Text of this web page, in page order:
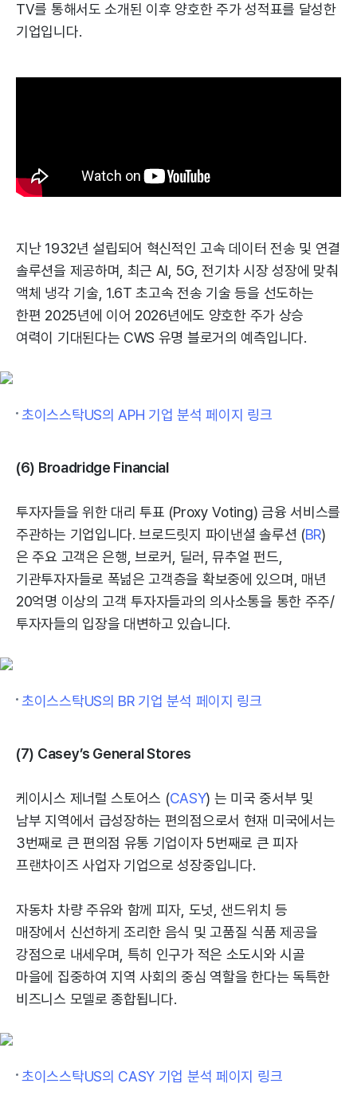
TV를 통해서도 소개된 이후 양호한 주가 성적표를 달성한
기업입니다.
지난 1932년 설립되어 혁신적인 고속 데이터 전송 및 연결
솔루션을 제공하며, 최근 AI, 5G, 전기차 시장 성장에 맞춰
액체 냉각 기술, 1.6T 초고속 전송 기술 등을 선도하는
한편 2025년에 이어 2026년에도 양호한 주가 상승
여력이 기대된다는 CWS 유명 블로거의 예측입니다.
초이스스탁US의 APH 기업 분석 페이지 링크
(6) Broadridge Financial
투자자들을 위한 대리 투표 (Proxy Voting) 금융 서비스를
주관하는 기업입니다. 브로드릿지 파이낸셜 솔루션 (BR)
은 주요 고객은 은행, 브로커, 딜러, 뮤추얼 펀드,
기관투자자들로 폭넒은 고객층을 확보중에 있으며, 매년
20억명 이상의 고객 투자자들과의 의사소통을 통한 주주/
투자자들의 입장을 대변하고 있습니다.
초이스스탁US의 BR 기업 분석 페이지 링크
(7) Casey’s General Stores
케이시스 제너럴 스토어스 (CASY) 는 미국 중서부 및
남부 지역에서 급성장하는 편의점으로서 현재 미국에서는
3번째로 큰 편의점 유통 기업이자 5번째로 큰 피자
프랜차이즈 사업자 기업으로 성장중입니다.
자동차 차량 주유와 함께 피자, 도넛, 샌드위치 등
매장에서 신선하게 조리한 음식 및 고품질 식품 제공을
강점으로 내세우며, 특히 인구가 적은 소도시와 시골
마을에 집중하여 지역 사회의 중심 역할을 한다는 독특한
비즈니스 모델로 종합됩니다.
초이스스탁US의 CASY 기업 분석 페이지 링크